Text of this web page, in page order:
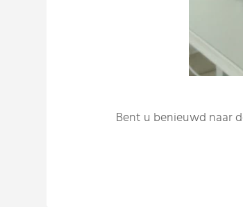
Bent u benieuwd naar